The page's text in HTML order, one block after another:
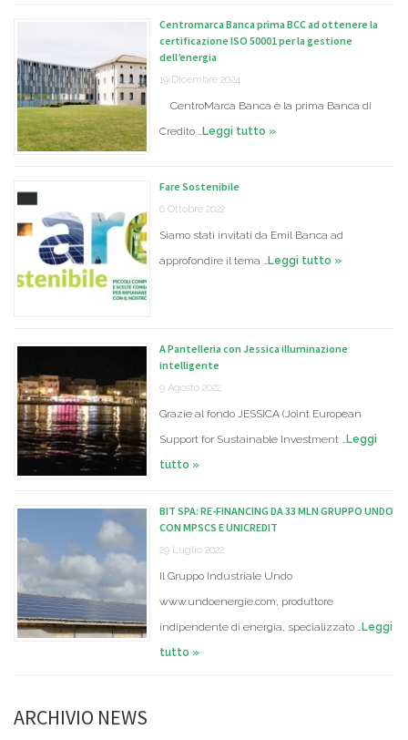
Centromarca Banca prima BCC ad ottenere la
certificazione ISO 50001 per la gestione
dell’energia
19 Dicembre 2024
CentroMarca Banca è la prima Banca di
Credito … Leggi tutto »
Fare Sostenibile
6 Ottobre 2022
Siamo stati invitati da Emil Banca ad
approfondire il tema … Leggi tutto »
A Pantelleria con Jessica illuminazione
intelligente
9 Agosto 2022
Grazie al fondo JESSICA (Joint European
Support for Sustainable Investment … Leggi
tutto »
BIT SPA: RE-FINANCING DA 33 MLN GRUPPO UNDO
CON MPSCS E UNICREDIT
29 Luglio 2022
Il Gruppo Industriale Undo
www.undoenergie.com, produttore
indipendente di energia, specializzato … Leggi
tutto »
ARCHIVIO NEWS